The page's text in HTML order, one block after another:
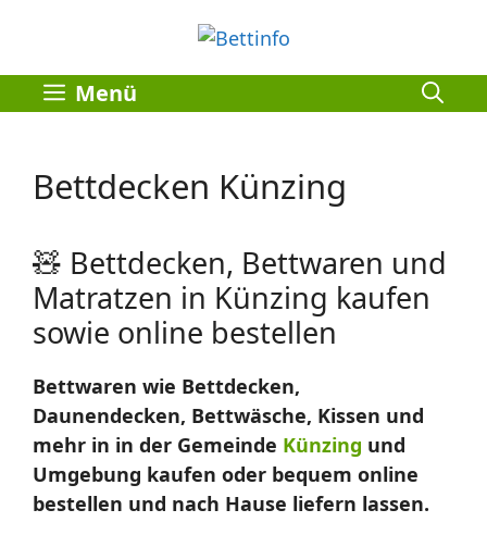
springen
Menü
Bettdecken Künzing
🧸 Bettdecken, Bettwaren und
Matratzen in Künzing kaufen
sowie online bestellen
Bettwaren wie Bettdecken,
Daunendecken, Bettwäsche, Kissen und
mehr in in der Gemeinde Künzing und
Umgebung kaufen oder bequem online
bestellen und nach Hause liefern lassen.